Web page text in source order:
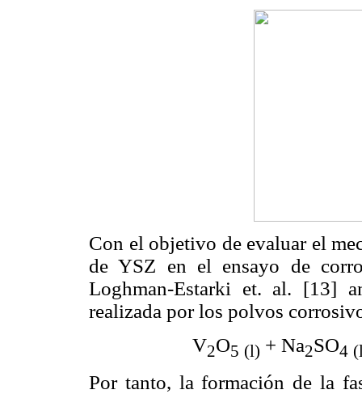
Con el objetivo de evaluar el
de YSZ en el ensayo de
Loghman-Estarki et. al. [13]
realizada por los polvos
V2O5 (l) + Na2SO4
Por tanto, la formación de la